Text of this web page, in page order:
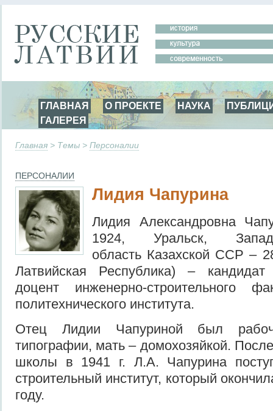
ГЛАВНАЯ О ПРОЕКТЕ НАУКА
ГАЛЕРЕЯ
Главная > Темы > Персоналии
ПЕРСОНАЛИИ
Лидия Чапурина
Лидия Александровна
1924, Уральск,
область Казахской ССР –
Латвийская Республика) – кандидат
доцент инженерно-строительного
политехнического института.
Отец Лидии Чапуриной был
типографии, мать – домохозяйкой.
школы в 1941 г. Л.А. Чапурина
строительный институт, который
году.